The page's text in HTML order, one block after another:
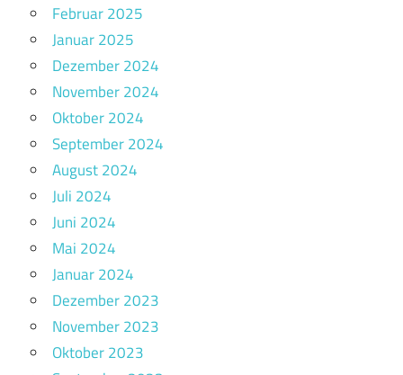
Februar 2025
Januar 2025
Dezember 2024
November 2024
Oktober 2024
September 2024
August 2024
Juli 2024
Juni 2024
Mai 2024
Januar 2024
Dezember 2023
November 2023
Oktober 2023